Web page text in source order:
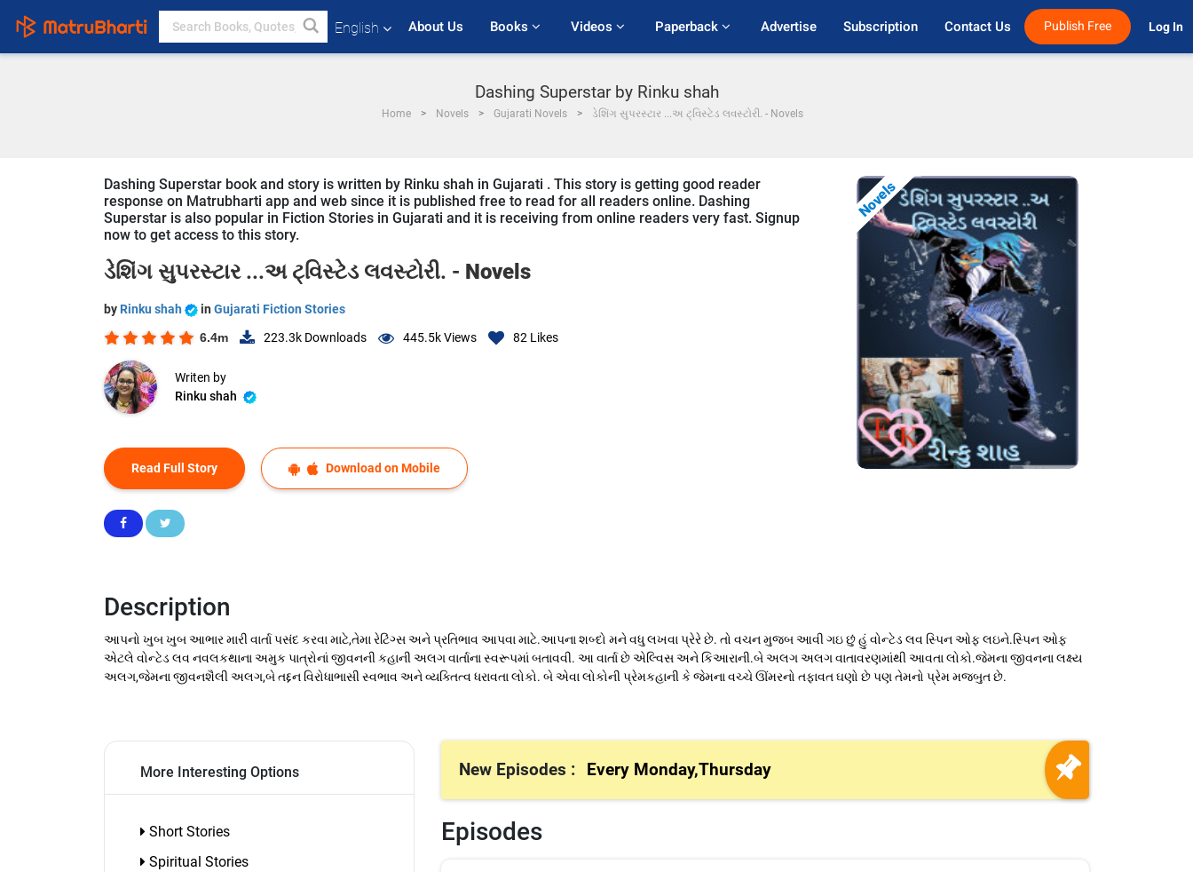
English About Us Books Videos Paperback Advertise Subscription Contact Us Publish Free Log In
Dashing Superstar by Rinku shah
Home Novels Gujarati Novels ડેશિંગ સુપરસ્ટાર ...અ ટ્વિસ્ટેડ લવસ્ટોરી. - Novels
Dashing Superstar book and story is written by Rinku shah in Gujarati . This story is getting good reader
response on Matrubharti app and web since it is published free to read for all readers online. Dashing
Superstar is also popular in Fiction Stories in Gujarati and it is receiving from online readers very fast. Signup
now to get access to this story.
ડેશિંગ સુપરસ્ટાર ...અ ટ્વિસ્ટેડ લવસ્ટોરી. - Novels
by Rinku shah in Gujarati Fiction Stories
6.4m 223.3k Downloads 445.5kViews 82 Likes
Writen by
Rinku shah
Read Full Story Download on Mobile
Novels
Description
આપનો ખુબ ખુબ આભાર મારી વાર્તા પસંદ કરવા માટે,તેમા રેટિંગ્સ અને પ્રતિભાવ આપવા માટે.આપના શબ્દો મને વધુ લખવા પ્રેરે છે. તો વચન મુજબ આવી ગઇ છું હું વોન્ટેડ લવ સ્પિન ઓફ લઇને.સ્પિન ઓફ
એટલે વોન્ટેડ લવ નવલકથાના અમુક પાત્રોનાં જીવનની કહાની અલગ વાર્તાના સ્વરૂપમાં બતાવવી. આ વાર્તા છે એલ્વિસ અને કિઆરાની.બે અલગ અલગ વાતાવરણમાંથી આવતા લોકો.જેમના જીવનના લક્ષ્ય
અલગ,જેમના જીવનશૈલી અલગ,બે તદ્દન વિરોધાભાસી સ્વભાવ અને વ્યક્તિત્વ ધરાવતા લોકો. બે એવા લોકોની પ્રેમકહાની કે જેમના વચ્ચે ઊંમરનો તફાવત ઘણો છે પણ તેમનો પ્રેમ મજબુત છે.
More Interesting Options
Short Stories
Spiritual Stories
New Episodes : Every Monday,Thursday
Episodes